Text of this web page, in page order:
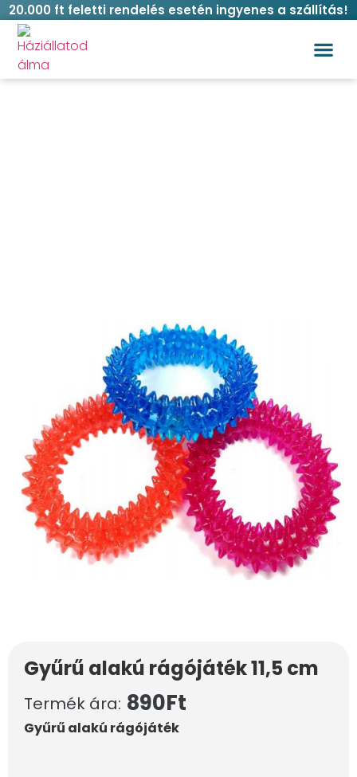
20.000 ft feletti rendelés esetén ingyenes a szállítás!
Gyűrű alakú rágójáték 11,5 cm
Termék ára: 890Ft
Gyűrű alakú rágójáték